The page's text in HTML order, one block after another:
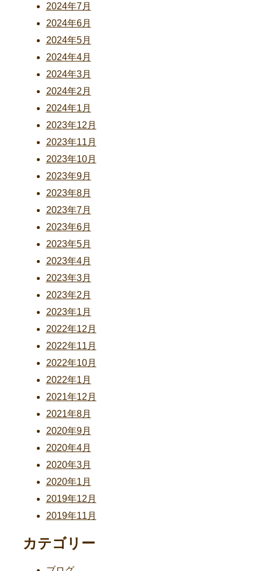
2024年7月
2024年6月
2024年5月
2024年4月
2024年3月
2024年2月
2024年1月
2023年12月
2023年11月
2023年10月
2023年9月
2023年8月
2023年7月
2023年6月
2023年5月
2023年4月
2023年3月
2023年2月
2023年1月
2022年12月
2022年11月
2022年10月
2022年1月
2021年12月
2021年8月
2020年9月
2020年4月
2020年3月
2020年1月
2019年12月
2019年11月
カテゴリー